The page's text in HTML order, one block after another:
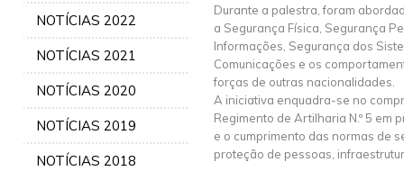
NOTÍCIAS 2022
NOTÍCIAS 2021
NOTÍCIAS 2020
NOTÍCIAS 2019
NOTÍCIAS 2018
Durante a palestra, foram
a Segurança Física, Segurança
Informações, Segurança dos
Comunicações e os
forças de outras nacionalidades.
A iniciativa enquadra-se no
Regimento de Artilharia N.º 5 em
e o cumprimento das normas de
proteção de pessoas,